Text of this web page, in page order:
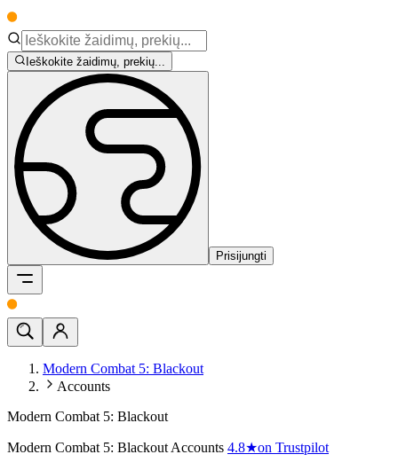
Ieškokite žaidimų, prekių...
Prisijungti
Modern Combat 5: Blackout
Accounts
Modern Combat 5: Blackout
Modern Combat 5: Blackout Accounts 4.8★on Trustpilot